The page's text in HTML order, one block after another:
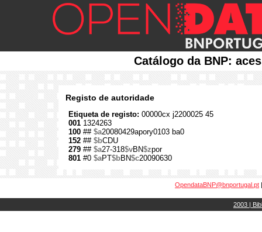
Catálogo da BNP:
Registo de autoridade
Etiqueta de registo: 00000cx j2200025 45
001 1324263
100 ## $a20080429apory0103 ba0
152 ## $bCDU
279 ## $a27-318$vBN$zpor
801 #0 $aPT$bBN$c20090630
OpendataBNP@bnportugal.pt
2003 |